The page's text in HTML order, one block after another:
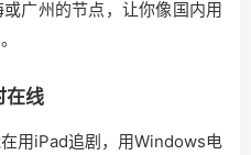
广州的节点，让你像国内用
在线
用iPad追剧，用Windows电